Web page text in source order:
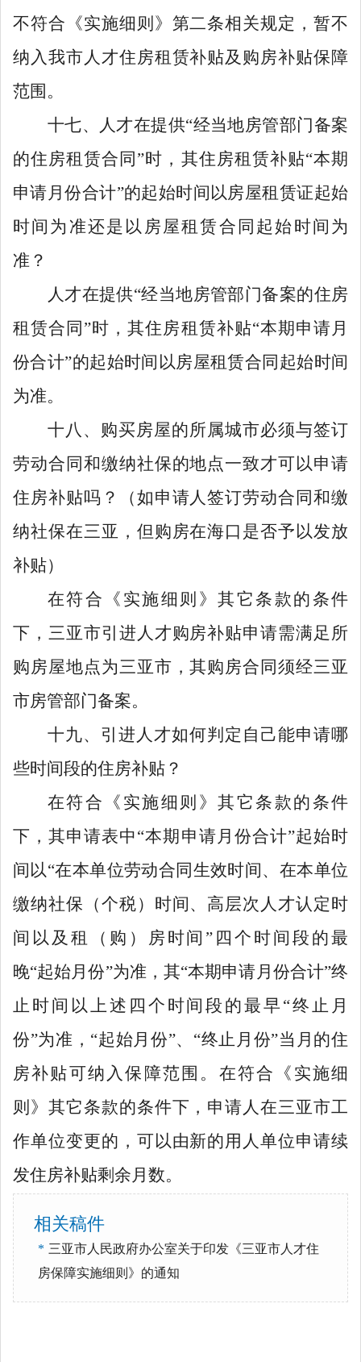
不符合《实施细则》第二条相关规定，暂不
纳入我市人才住房租赁补贴及购房补贴保障
范围。
十七、人才在提供“经当地房管部门备案
的住房租赁合同”时，其住房租赁补贴“本期
申请月份合计”的起始时间以房屋租赁证起始
时间为准还是以房屋租赁合同起始时间为
准？
人才在提供“经当地房管部门备案的住房
租赁合同 ”时，其住房租赁补贴“本期申请月
份合计”的起始时间以房屋租赁合同起始时间
为准。
十八、购买房屋的所属城市必须与签订
劳动合同和缴纳社保的地点一致才可以申请
住房补贴吗？（如申请人签订劳动合同和缴
纳社保在三亚，但购房在海口是否予以发放
补贴）
在符合《实施细则》其它条款的条件
下，三亚市引进人才购房补贴申请需满足所
购房屋地点为三亚市，其购房合同须经三亚
市房管部门备案。
十九、引进人才如何判定自己能申请哪
些时间段的住房补贴？
在符合《实施细则》其它条款的条件
下，其申请表中“本期申请月份合计”起始时
间以“在本单位劳动合同生效时间、在本单位
缴纳社保（个税）时间、高层次人才认定时
间以及租（购）房时间 ” 四个时间段的最
晚“起始月份”为准，其“本期申请月份合计”终
止时间以上述四个时间段的最早“终止月
份”为准， “起始月份”、 “终止月份”当月的住
房补贴可纳入保障范围。在符合《实施细
则》其它条款的条件下，申请人在三亚市工
作单位变更的，可以由新的用人单位申请续
发住房补贴剩余月数。
相关稿件
* 三亚市人民政府办公室关于印发《三亚市人才住
房保障实施细则》的通知